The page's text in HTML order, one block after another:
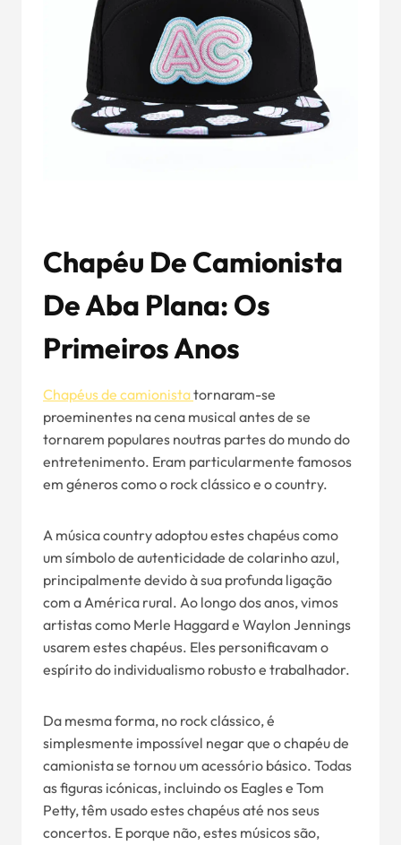
Chapéu De Camionista
De Aba Plana: Os
Primeiros Anos
Chapéus de camionistatornaram-se
proeminentes na cena musical antes de se
tornarem populares noutras partes do mundo do
entretenimento. Eram particularmente famosos
em géneros como o rock clássico e o country.
A música country adoptou estes chapéus como
um símbolo de autenticidade de colarinho azul,
principalmente devido à sua profunda ligação
com a América rural. Ao longo dos anos, vimos
artistas como Merle Haggard e Waylon Jennings
usarem estes chapéus. Eles personificavam o
espírito do individualismo robusto e trabalhador.
Da mesma forma, no rock clássico, é
simplesmente impossível negar que o chapéu de
camionista se tornou um acessório básico. Todas
as figuras icónicas, incluindo os Eagles e Tom
Petty, têm usado estes chapéus até nos seus
concertos. E porque não, estes músicos são,